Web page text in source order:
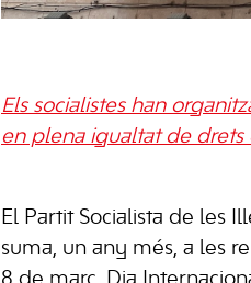
Els socialistes han
en plena igualtat de drets
El Partit Socialista de les
suma, un any més, a les